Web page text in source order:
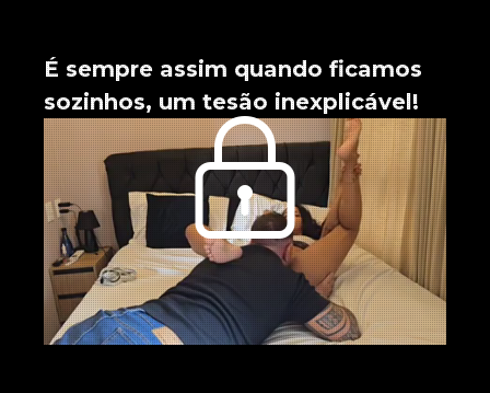
É sempre assim quando ficamos
sozinhos, um tesão inexplicável!